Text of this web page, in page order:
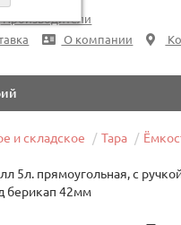
Производители
О компании
и складское Тара
5л. прямоугольная, с
берикап 42мм